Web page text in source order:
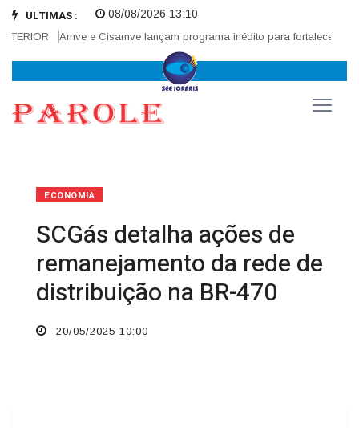
ULTIMAS :
Amve e Cisamve lançam programa inédito para fortalecer
08/08/2026 13:10
ECONOMIA
SCGás detalha ações de
remanejamento da rede de
distribuição na BR-470
20/05/2025 10:00